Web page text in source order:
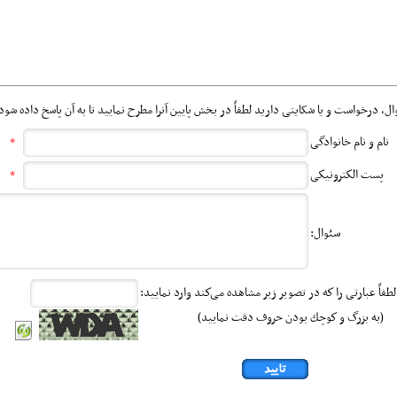
درخواست و یا شکایتی دارید لطفاً در بخش پایین آنرا مطرح نمایید تا به آن پاسخ داده
نام و نام خانوادگی
*
پست الكترونیكی
*
سئوال:
لطفاً عبارتی را كه در تصویر زیر مشاهده می‌كند وارد نمایید:
(به بزرگ و كوچك بودن حروف دقت نمایید)